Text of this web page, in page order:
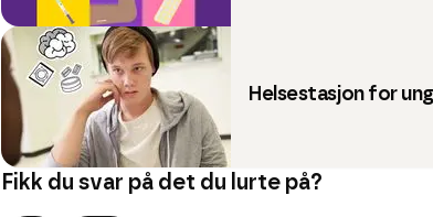
Helsestasjon for
Fikk du svar på det du lurte på?